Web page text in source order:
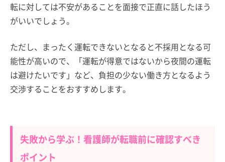
転に対しては不安があることを面接で正直に話したほう
がいいでしょう。
ただし、まったく運転できないとなると不採用となる可
能性が高いので、「運転が得意ではないから夜間の運転
は避けたいです」など、負担の少ない働き方となるよう
交渉することをおすすめします。
失敗から学ぶ！看護師が転職前に確認すべき
ポイント